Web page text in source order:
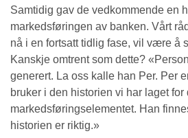
Samtidig gav de vedkommende en
markedsføringen av banken. Vårt
nå i en fortsatt tidlig fase, vil være å
Kanskje omtrent som dette?
generert. La oss kalle han Per. Per
bruker i den historien vi har laget for
markedsføringselementet. Han
historien er riktig.»